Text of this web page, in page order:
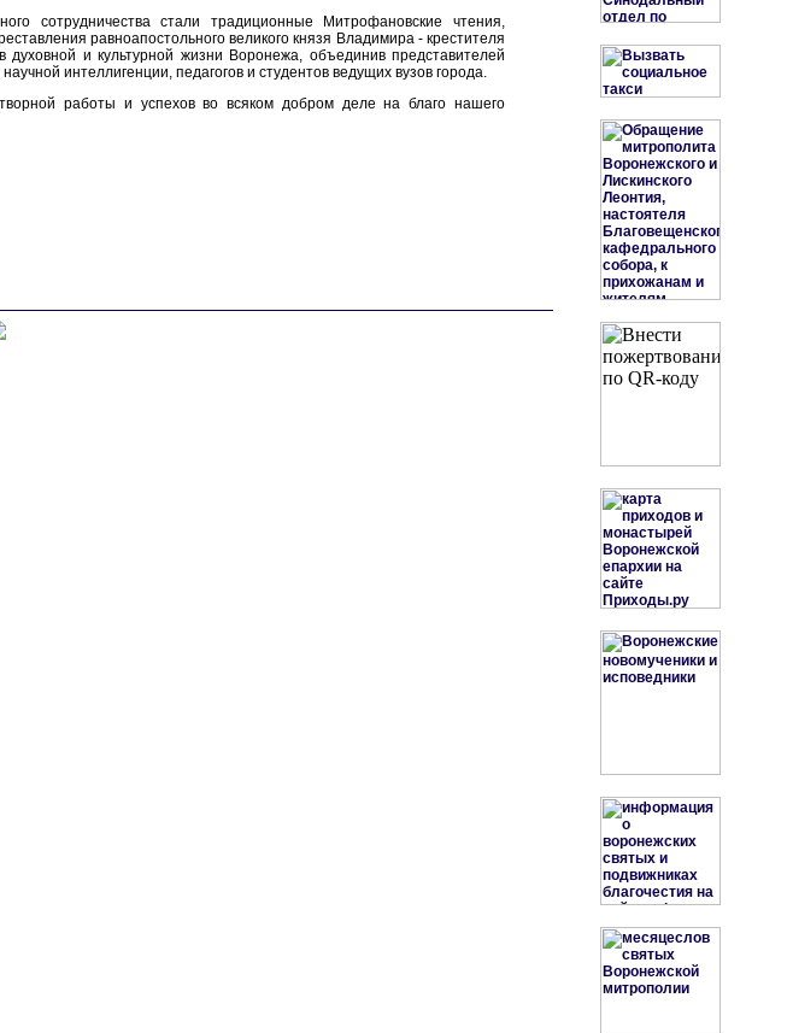
сотрудничества стали традиционные Митрофановские чтения,
равноапостольного великого князя Владимира - крестителя
и культурной жизни Воронежа, объединив представителей
интеллигенции, педагогов и студентов ведущих вузов города.
работы и успехов во всяком добром деле на благо нашего